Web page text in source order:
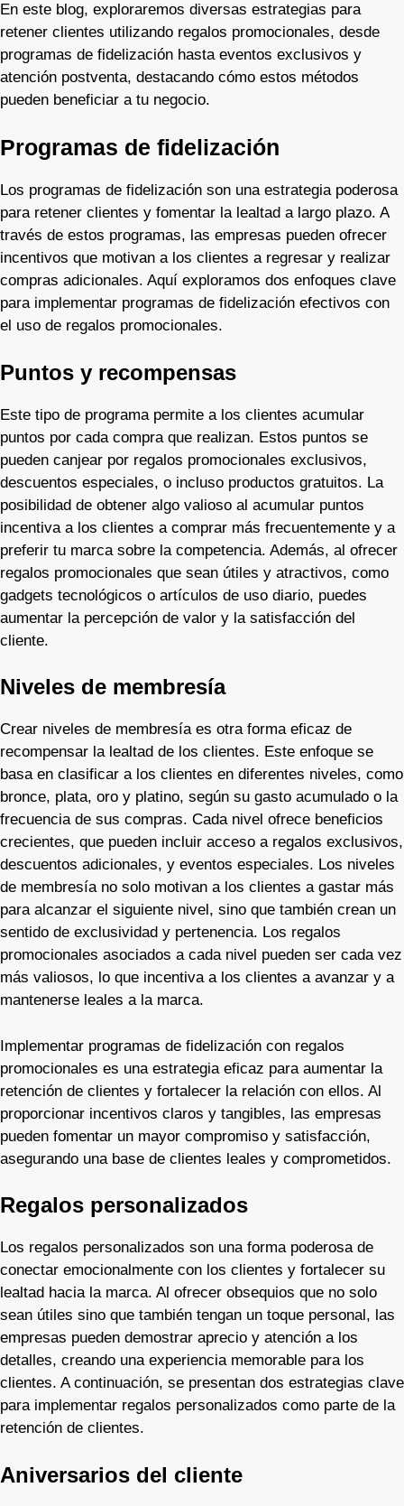
En este blog, exploraremos diversas estrategias para
retener clientes utilizando regalos promocionales, desde
programas de fidelización hasta eventos exclusivos y
atención postventa, destacando cómo estos métodos
pueden beneficiar a tu negocio.
Programas de fidelización
Los programas de fidelización son una estrategia poderosa
para retener clientes y fomentar la lealtad a largo plazo. A
través de estos programas, las empresas pueden ofrecer
incentivos que motivan a los clientes a regresar y realizar
compras adicionales. Aquí exploramos dos enfoques clave
para implementar programas de fidelización efectivos con
el uso de regalos promocionales.
Puntos y recompensas
Este tipo de programa permite a los clientes acumular
puntos por cada compra que realizan. Estos puntos se
pueden canjear por regalos promocionales exclusivos,
descuentos especiales, o incluso productos gratuitos. La
posibilidad de obtener algo valioso al acumular puntos
incentiva a los clientes a comprar más frecuentemente y a
preferir tu marca sobre la competencia. Además, al ofrecer
regalos promocionales que sean útiles y atractivos, como
gadgets tecnológicos o artículos de uso diario, puedes
aumentar la percepción de valor y la satisfacción del
cliente.
Niveles de membresía
Crear niveles de membresía es otra forma eficaz de
recompensar la lealtad de los clientes. Este enfoque se
basa en clasificar a los clientes en diferentes niveles, como
bronce, plata, oro y platino, según su gasto acumulado o la
frecuencia de sus compras. Cada nivel ofrece beneficios
crecientes, que pueden incluir acceso a regalos exclusivos,
descuentos adicionales, y eventos especiales. Los niveles
de membresía no solo motivan a los clientes a gastar más
para alcanzar el siguiente nivel, sino que también crean un
sentido de exclusividad y pertenencia. Los regalos
promocionales asociados a cada nivel pueden ser cada vez
más valiosos, lo que incentiva a los clientes a avanzar y a
mantenerse leales a la marca.
Implementar programas de fidelización con regalos
promocionales es una estrategia eficaz para aumentar la
retención de clientes y fortalecer la relación con ellos. Al
proporcionar incentivos claros y tangibles, las empresas
pueden fomentar un mayor compromiso y satisfacción,
asegurando una base de clientes leales y comprometidos.
Regalos personalizados
Los regalos personalizados son una forma poderosa de
conectar emocionalmente con los clientes y fortalecer su
lealtad hacia la marca. Al ofrecer obsequios que no solo
sean útiles sino que también tengan un toque personal, las
empresas pueden demostrar aprecio y atención a los
detalles, creando una experiencia memorable para los
clientes. A continuación, se presentan dos estrategias clave
para implementar regalos personalizados como parte de la
retención de clientes.
Aniversarios del cliente